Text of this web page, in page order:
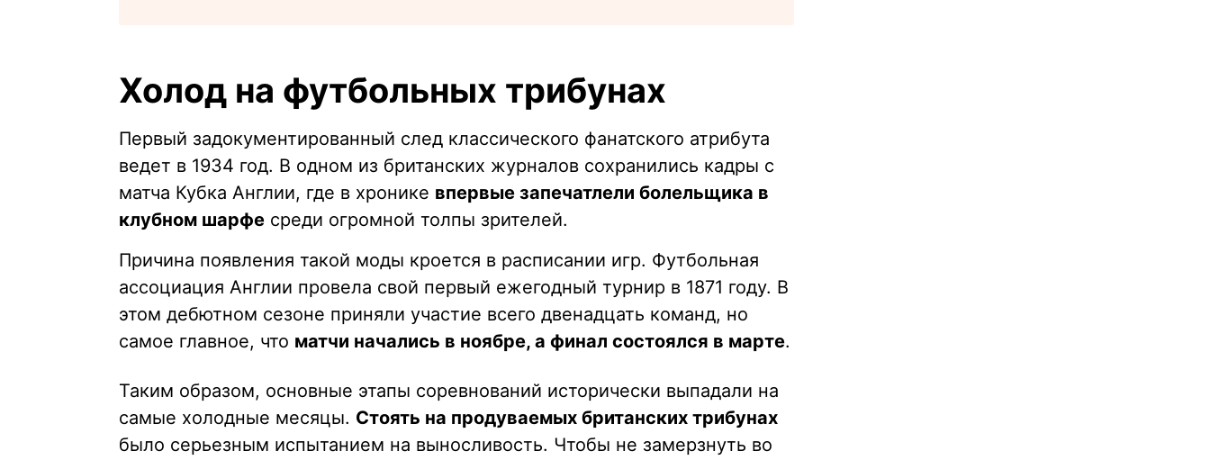
Холод на футбольных трибунах
Первый задокументированный след классического фанатского атрибута
ведет в 1934 год. В одном из британских журналов сохранились кадры с
матча Кубка Англии, где в хронике впервые запечатлели болельщика в
клубном шарфе среди огромной толпы зрителей.
Причина появления такой моды кроется в расписании игр. Футбольная
ассоциация Англии провела свой первый ежегодный турнир в 1871 году. В
этом дебютном сезоне приняли участие всего двенадцать команд, но
самое главное, что матчи начались в ноябре, а финал состоялся в марте.
Таким образом, основные этапы соревнований исторически выпадали на
самые холодные месяцы. Стоять на продуваемых британских трибунах
было серьезным испытанием на выносливость. Чтобы не замерзнуть во